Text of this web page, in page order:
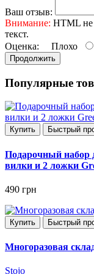
Ваш отзыв:
Внимание: HTML не
текст.
Оценка: Плохо
Продолжить
Популярные
Купить Быстрый
Подарочный набор
вилки и 2 ложки
490 грн
Купить Быстрый
Многоразовая
Stojo